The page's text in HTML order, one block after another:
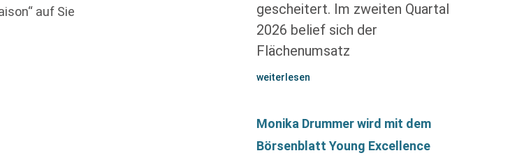
auf Sie
gescheitert. Im zweiten Quartal
2026 belief sich der
Flächenumsatz
weiterlesen
Monika Drummer wird mit dem
Börsenblatt Young Excellence